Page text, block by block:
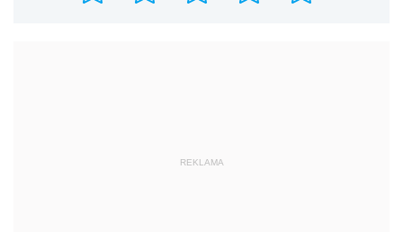
REKLAMA